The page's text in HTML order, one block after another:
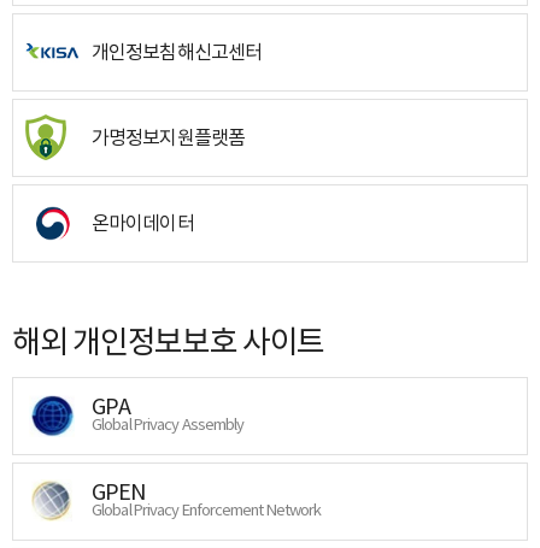
개인정보침해신고센터
가명정보지원플랫폼
온마이데이터
해외 개인정보보호 사이트
GPA
Global Privacy Assembly
GPEN
Global Privacy Enforcement Network